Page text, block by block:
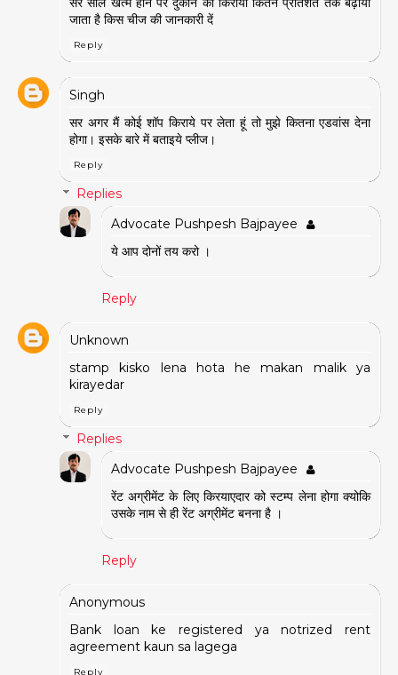
जाता है किस चीज की जानकारी दें
Reply
Singh
सर अगर मैं कोई शॉप किराये पर लेता हूं तो मुझे कितना एडवांस देना
होगा। इसके बारे में बताइये प्लीज।
Reply
Replies
Advocate Pushpesh Bajpayee
ये आप दोनों तय करो ।
Reply
Unknown
stamp kisko lena hota he makan malik ya
kirayedar
Reply
Replies
Advocate Pushpesh Bajpayee
रेंट अग्रीमेंट के लिए किरयाएदार को स्टम्प लेना होगा क्योकि
उसके नाम से ही रेंट अग्रीमेंट बनना है ।
Reply
Anonymous
Bank loan ke registered ya notrized rent
agreement kaun sa lagega
Reply